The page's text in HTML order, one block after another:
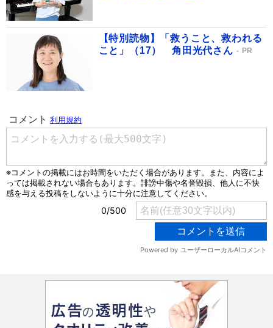
【特別読物】「救うこと、救われる
こと」（17） 角田光代さん
PR